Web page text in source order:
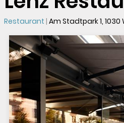
Restaurant Am Stadtpark 1, 1030